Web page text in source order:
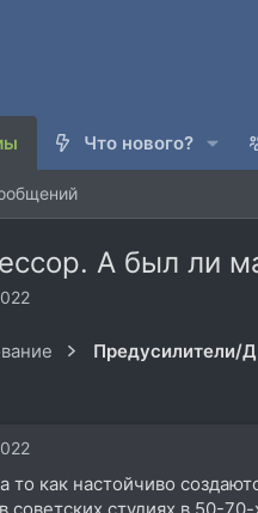
Что нового?
А был ли
то как настойчиво